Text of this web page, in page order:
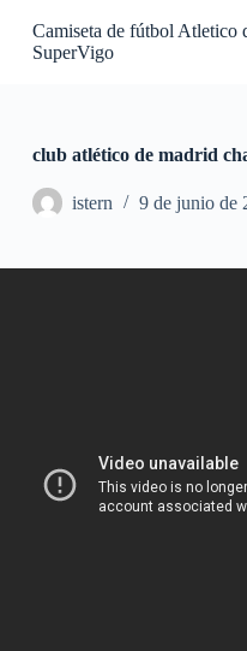
SCamiseta de fútbol Atletico
SuperVigo
club atlético de madrid
istern 9 de junio de